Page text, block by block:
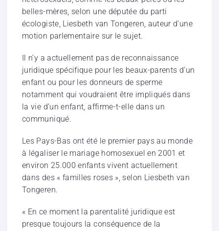
belles-mères, selon une députée du parti
écologiste, Liesbeth van Tongeren, auteur d’une
motion parlementaire sur le sujet.
Il n’y a actuellement pas de reconnaissance
juridique spécifique pour les beaux-parents d’un
enfant ou pour les donneurs de sperme
notamment qui voudraient être impliqués dans
la vie d’un enfant, affirme-t-elle dans un
communiqué.
Les Pays-Bas ont été le premier pays au monde
à légaliser le mariage homosexuel en 2001 et
environ 25.000 enfants vivent actuellement
dans des « familles roses », selon Liesbeth van
Tongeren.
« En ce moment la parentalité juridique est
presque toujours la conséquence de la